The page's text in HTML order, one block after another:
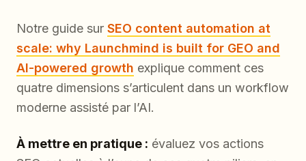
Notre guide sur SEO content automation at
scale: why Launchmind is built for GEO and
AI-powered growth explique comment ces
quatre dimensions s’articulent dans un workflow
moderne assisté par l’AI.
À mettre en pratique : évaluez vos actions